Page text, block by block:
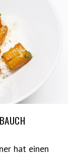
hat einen